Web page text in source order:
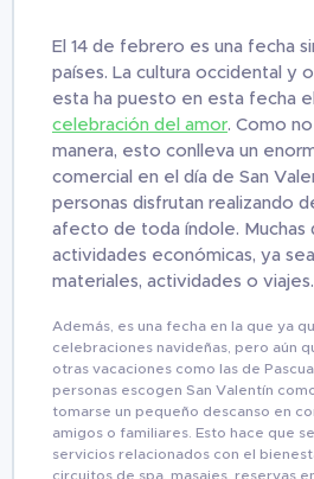
El 14 de febrero es una fecha
países. La cultura occidental y
esta ha puesto en esta fecha
celebración del amor. Como
manera, esto conlleva un
comercial en el día de San
personas disfrutan realizando
afecto de toda índole. Muchas
actividades económicas, ya
materiales, actividades o viajes.
Además, es una fecha en la que ya
celebraciones navideñas, pero aún
otras vacaciones como las de
personas escogen San Valentín
tomarse un pequeño descanso en
amigos o familiares. Esto hace que
servicios relacionados con el
circuitos de spa, masajes, reservas